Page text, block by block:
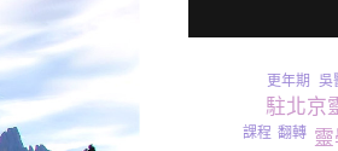
駐北京
翻轉
吳
課程
更年期